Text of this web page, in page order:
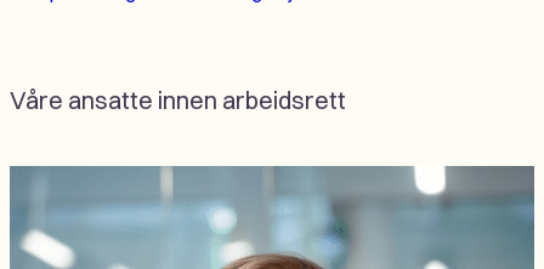
Våre ansatte innen arbeidsrett